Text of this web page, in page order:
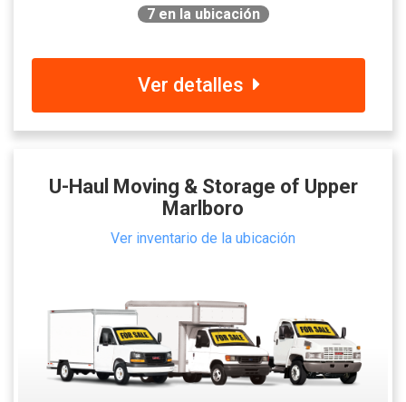
7en la ubicación
Ver detalles
U-Haul Moving & Storage of Upper
Marlboro
Ver inventario de la ubicación